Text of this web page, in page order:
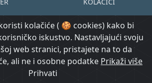
kolačiće ( 🍪 cookies) kako bi
iskustvo. Nastavljajući svoju
web stranici, pristajete na to da
ali ne i osobne podatke Prikaži više
Prihvati
EN HR
@ Created by
Morgan Code
Prijavi se